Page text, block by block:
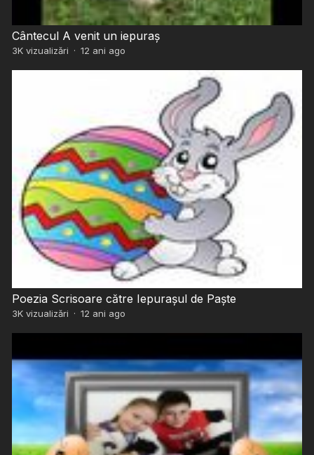
Cântecul A venit un iepuraș
3Kvizualizări · 12 ani ago
Poezia Scrisoare către Iepurașul de Paște
3Kvizualizări · 12 ani ago